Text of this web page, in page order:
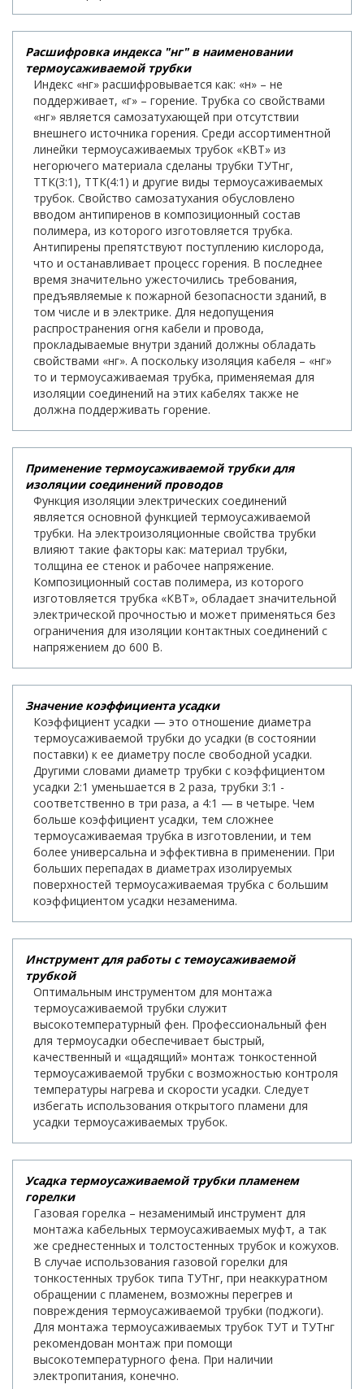
Расшифровка индекса "нг" в наименовании
термоусаживаемой трубки
Индекс «нг» расшифровывается как: «н» – не
поддерживает, «г» – горение. Трубка со свойствами
«нг» является самозатухающей при отсутствии
внешнего источника горения. Среди ассортиментной
линейки термоусаживаемых трубок «КВТ» из
негорючего материала сделаны трубки ТУТнг,
ТТК(3:1), ТТК(4:1) и другие виды термоусаживаемых
трубок. Свойство самозатухания обусловлено
вводом антипиренов в композиционный состав
полимера, из которого изготовляется трубка.
Антипирены препятствуют поступлению кислорода,
что и останавливает процесс горения. В последнее
время значительно ужесточились требования,
предъявляемые к пожарной безопасности зданий, в
том числе и в электрике. Для недопущения
распространения огня кабели и провода,
прокладываемые внутри зданий должны обладать
свойствами «нг». А поскольку изоляция кабеля – «нг»
то и термоусаживаемая трубка, применяемая для
изоляции соединений на этих кабелях также не
должна поддерживать горение.
Применение термоусаживаемой трубки для
изоляции соединений проводов
Функция изоляции электрических соединений
является основной функцией термоусаживаемой
трубки. На электроизоляционные свойства трубки
влияют такие факторы как: материал трубки,
толщина ее стенок и рабочее напряжение.
Композиционный состав полимера, из которого
изготовляется трубка «КВТ», обладает значительной
электрической прочностью и может применяться без
ограничения для изоляции контактных соединений с
напряжением до 600 В.
Значение коэффициента усадки
Коэффициент усадки — это отношение диаметра
термоусаживаемой трубки до усадки (в состоянии
поставки) к ее диаметру после свободной усадки.
Другими словами диаметр трубки с коэффициентом
усадки 2:1 уменьшается в 2 раза, трубки 3:1 -
соответственно в три раза, а 4:1 — в четыре. Чем
больше коэффициент усадки, тем сложнее
термоусаживаемая трубка в изготовлении, и тем
более универсальна и эффективна в применении. При
больших перепадах в диаметрах изолируемых
поверхностей термоусаживаемая трубка с большим
коэффициентом усадки незаменима.
Инструмент для работы с темоусаживаемой
трубкой
Оптимальным инструментом для монтажа
термоусаживаемой трубки служит
высокотемпературный фен. Профессиональный фен
для термоусадки обеспечивает быстрый,
качественный и «щадящий» монтаж тонкостенной
термоусаживаемой трубки с возможностью контроля
температуры нагрева и скорости усадки. Следует
избегать использования открытого пламени для
усадки термоусаживаемых трубок.
Усадка термоусаживаемой трубки пламенем
горелки
Газовая горелка – незаменимый инструмент для
монтажа кабельных термоусаживаемых муфт, а так
же среднестенных и толстостенных трубок и кожухов.
В случае использования газовой горелки для
тонкостенных трубок типа ТУТнг, при неаккуратном
обращении с пламенем, возможны перегрев и
повреждения термоусаживаемой трубки (поджоги).
Для монтажа термоусаживаемых трубок ТУТ и ТУТнг
рекомендован монтаж при помощи
высокотемпературного фена. При наличии
электропитания, конечно.